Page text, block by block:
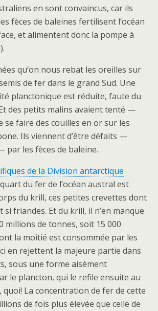
en sont convaincus, car ils
fèces de baleines fertilisent l’océan
et alimentent donc la pompe à
qu’on nous rebat les oreilles sur
de fer dans le grand Sud. Une
planctonique est réduite, faute du
des petits malins avaient tenté —
se faire des couilles en or sur les
Ils viennent d’être défaits —
par les fèces de baleine.
de la Division antarctique
du fer de l’océan austral est
du krill, ces petites crevettes dont
si friandes. Et du krill, il n’en manque
millions de tonnes, soit 15 000
la moitié est consommée par les
en rejettent la majeure partie dans
sous une forme aisément
le plancton, qui le refile ensuite au
quoi! La concentration de fer de cette
de fois plus élevée que celle de